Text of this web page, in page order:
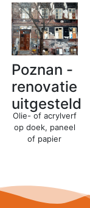
Poznan -
renovatie
uitgesteld
Olie- of acrylverf
op doek, paneel
of papier